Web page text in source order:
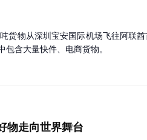
货物从深圳宝安国际机场飞往阿联
含大量快件、电商货物。
物走向世界舞台